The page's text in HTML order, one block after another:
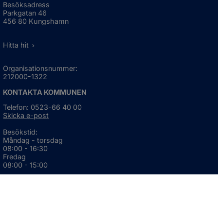
Besöksadress
Parkgatan 46
456 80 Kungshamn
Hitta hit
Organisationsnummer:
212000-1322
KONTAKTA KOMMUNEN
Telefon: 0523-66 40 00
Skicka e-post
Besökstid:
Måndag - torsdag
08:00 - 16:30
Fredag
08:00 - 15:00